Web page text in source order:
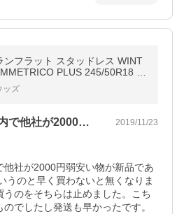
ンフラット スタッドレス WINT
PLUS 245/50R18 1
シンメトリコプラス RFT ピレ
ッズ
ヤフーショッピング内で他社が2000円… 2019/11/23
他社が2000円弱安い物が新品であ
うのと早く買わないと無くなりま
のをそちらは止めました。こち
でしたし発送も早かったです。